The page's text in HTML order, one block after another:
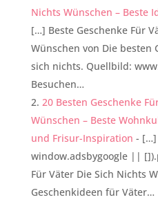
Nichts Wünschen – Beste
[…] Beste Geschenke Für
Wünschen von Die besten
sich nichts. Quellbild:
Besuchen…
20 Besten Geschenke
Wünschen – Beste
und Frisur-Inspiration - […]
window.adsbygoogle ||
Für Väter Die Sich Nichts
Geschenkideen für Väter…